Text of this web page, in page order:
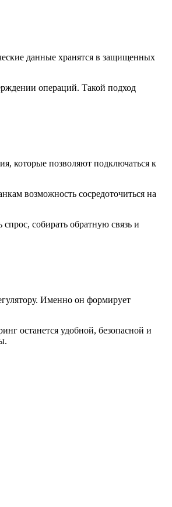
данные хранятся в защищенных
операций. Такой подход
которые позволяют подключаться к
возможность сосредоточиться на
собирать обратную связь и
Именно он формирует
останется удобной, безопасной и